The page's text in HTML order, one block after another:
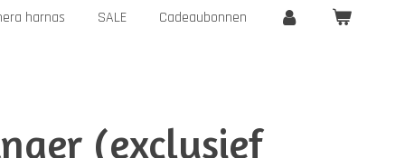
harnas SALE Cadeaubonnen
(exclusief